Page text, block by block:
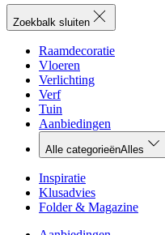
Zoekbalk sluiten
Raamdecoratie
Vloeren
Verlichting
Verf
Tuin
Aanbiedingen
Alle categorieënAlles
Inspiratie
Klusadvies
Folder & Magazine